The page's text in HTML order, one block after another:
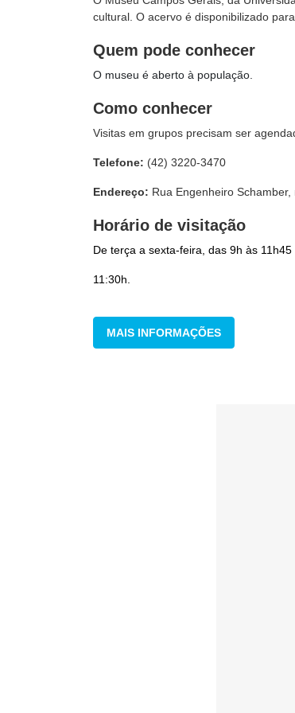
cultural. O acervo é disponibilizado
Quem pode conhecer
O museu é aberto à população.
Como conhecer
Visitas em grupos precisam ser
Telefone: (42) 3220-3470
Endereço: Rua Engenheiro
Horário de visitação
De terça a sexta-feira, das 9h às
11:30h.
MAIS INFORMAÇÕES